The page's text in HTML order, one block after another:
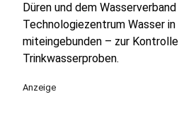
Düren und dem
Technologiezentrum Wasser
miteingebunden – zur
Trinkwasserproben.
Anzeige